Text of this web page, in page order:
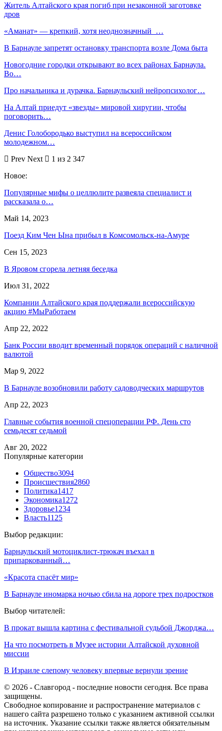
Житель Алтайского края погиб при незаконной заготовке
дров
«Аманат» — крепкий, хотя неоднозначный …
В Барнауле запретят остановку транспорта возле Дома быта
Новогодние городки открывают во всех районах Барнаула.
Во…
Про начальника и дурачка. Барнаульский нейропсихолог…
На Алтай приедут «звезды» мировой хиругии, чтобы
поговорить…
Денис Голобородько выступил на всероссийском
молодежном…
Prev Next
1 из 2 347
Новое:
Популярные мифы о целлюлите развеяла специалист и
рассказала о…
Май 14, 2023
Поезд Ким Чен Ына прибыл в Комсомольск-на-Амуре
Сен 15, 2023
В Яровом сгорела летняя беседка
Июл 31, 2022
Компании Алтайского края поддержали всероссийскую
акцию #МыРаботаем
Апр 22, 2022
Банк России вводит временный порядок операций с наличной
валютой
Мар 9, 2022
В Барнауле возобновили работу садоводческих маршрутов
Апр 22, 2023
Главные события военной спецоперации РФ. День сто
семьдесят седьмой
Авг 20, 2022
Популярные категории
Общество3094
Происшествия2860
Политика1417
Экономика1272
Здоровье1234
Власть1125
Выбор редакции:
Барнаульский мотоциклист-трюкач въехал в
припаркованный…
«Красота спасёт мир»
В Барнауле иномарка ночью сбила на дороге трех подростков
Выбор читателей:
В прокат вышла картина с фестивальной судьбой Джорджа…
На что посмотреть в Музее истории Алтайской духовной
миссии
В Израиле слепому человеку впервые вернули зрение
© 2026 - Славгород - последние новости сегодня. Все права
защищены.
Свободное копирование и распространение материалов с
нашего сайта разрешено только с указанием активной ссылки
на источник. Указание ссылки также является обязательным